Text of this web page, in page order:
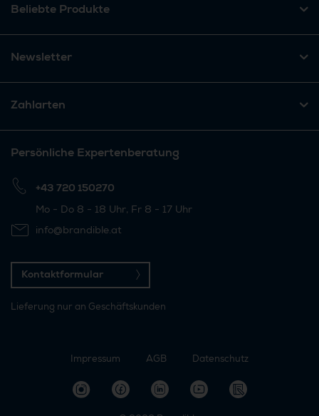
Beliebte Produkte
Newsletter
Zahlarten
Persönliche Expertenberatung
+43 720 150270
Mo - Do 8 - 18 Uhr, Fr 8 - 17 Uhr
info@brandible.at
Kontaktformular
Lieferung nur an Geschäftskunden
Impressum AGB Datenschutz